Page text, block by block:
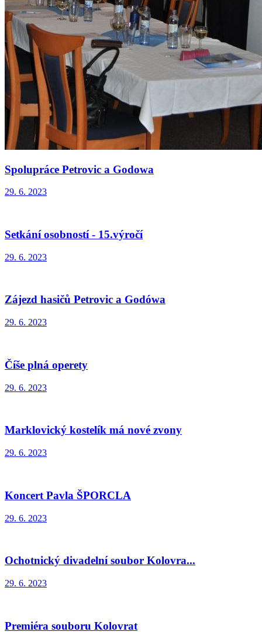
Spolupráce Petrovic a Godowa
29. 6. 2023
Setkání osobností - 15.výročí
29. 6. 2023
Zájezd hasičů Petrovic a Godówa
29. 6. 2023
Číše plná operety
29. 6. 2023
Marklovický kostelík má nové zvony
29. 6. 2023
Koncert Pavla ŠPORCLA
29. 6. 2023
Ochotnický divadelní soubor Kolovra...
29. 6. 2023
Premiéra souboru Kolovrat